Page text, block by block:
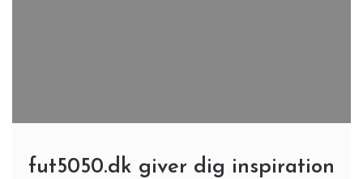
fut5050.dk giver dig inspiration